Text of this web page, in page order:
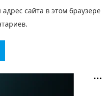
сайта в этом браузере